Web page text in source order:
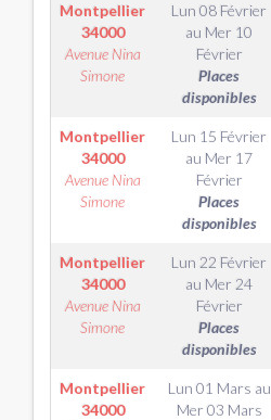
Montpellier
34000
Avenue Nina
Simone
Lun 08 Février
au Mer 10
Février
Places
disponibles
Montpellier
34000
Avenue Nina
Simone
Lun 15 Février
au Mer 17
Février
Places
disponibles
Montpellier
34000
Avenue Nina
Simone
Lun 22 Février
au Mer 24
Février
Places
disponibles
Montpellier
34000
Lun 01 Mars au
Mer 03 Mars